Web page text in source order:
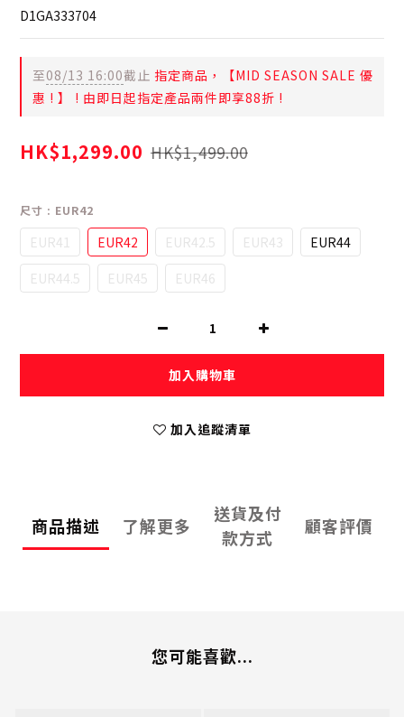
D1GA333704
至08/13 16:00截止 指定商品，【MID SEASON SALE 優
惠 ! 】 ! 由即日起指定產品兩件即享88折 !
HK$1,299.00 HK$1,499.00
尺寸 : EUR42
EUR41 EUR42 EUR42.5 EUR43
EUR44
EUR44.5
EUR45 EUR46
加入購物車
加入追蹤清單
商品描述 了解更多
送貨及付
款方式
顧客評價
您可能喜歡...